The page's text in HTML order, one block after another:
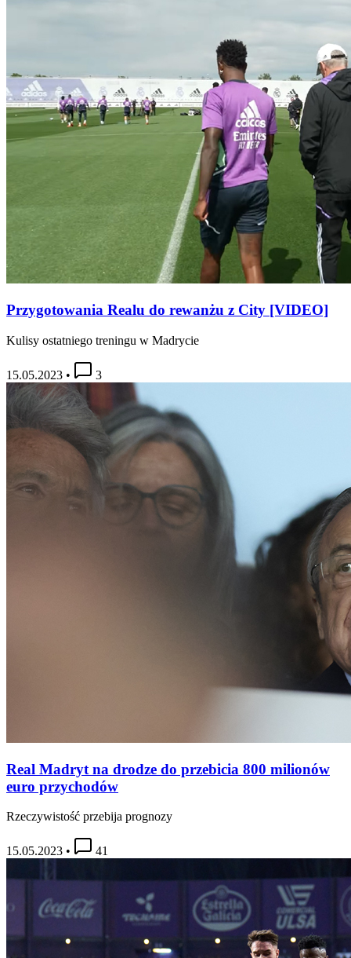
Przygotowania Realu do rewanżu z City [VIDEO]
Kulisy ostatniego treningu w Madrycie
15.05.2023 • 3
Real Madryt na drodze do przebicia 800 milionów
euro przychodów
Rzeczywistość przebija prognozy
15.05.2023 • 41